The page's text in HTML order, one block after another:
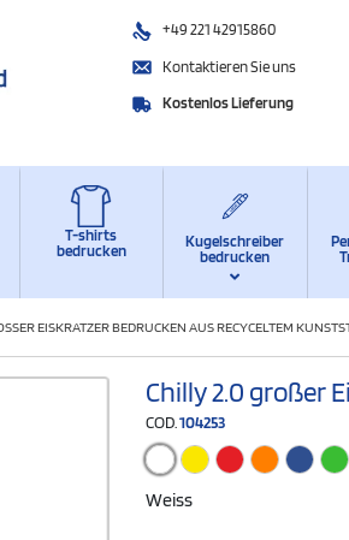
+49 221 42915860
Kontaktieren Sie uns
Kostenlos Lieferung
T-shirts
bedrucken
Kugelschreiber
bedrucken
EISKRATZER BEDRUCKEN AUS RECYCELTEM
Chilly 2.0 großer
COD.104253
Weiss